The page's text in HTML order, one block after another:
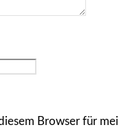
Browser für